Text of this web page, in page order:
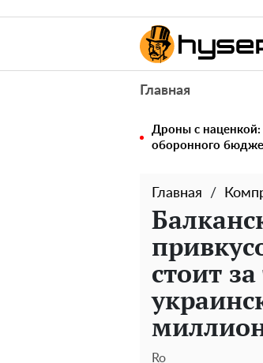
Главная
Дроны с
оборонного
Главная
стоит
Ro